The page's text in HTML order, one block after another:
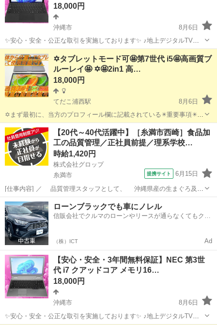
18,000円
沖縄市
8月6日
✨安心・安全・公正な取引を実施しております✨ ♪地上デジタルTVチ
ューナー♪ ☑️テレビ番組をパソコンで観れる・撮れる！ ☑️電子番組表
対応！ 録画予約もＯＫ！ ☑️オプション 500円 *️⃣✴️取引場所は、...
沖縄 沖縄市 ノートパソコン 動画
✡️タブレットモード可🤩第7世代 i5🤩高画質ブ
ルーレイ🤩 ✡️🤩2in1 高…
18,000円
てだこ浦西駅
8月6日
✡️まず最初に、当方のプロフィール欄に記載されている✴️重要事項✴️を
必ずご覧くださいますよう、お願いします。 ✡️当方のパソコンに、興
味を持ってくださり、ありがとうございます。 ✴️✡️常に購入者様の目
線に...
沖縄 沖縄市 てだこ浦西駅 ノートパソコン SSD
【20代～40代活躍中】［糸満市西崎］食品加
工の品質管理／正社員前提／理系学校…
時給1,420円
株式会社グロップ
糸満市
提携サイト 6月15日
[仕事内容] ／ 品質管理スタッフとして、 沖縄県産の生まぐろ及び
介護食を全国に広めよう！ ＼ 品質管理の経験が活かせる！新規事業の
介護食の中核メンバーを募集！ 理数系の学校卒なら未経験でもOK！
サポート体制が整って...
沖縄 糸満市
ローンブラックでも車にノレル
信販会社でクルマのローンやリースが通らなくてもクル
（株）ICT Ad
【安心・安全・3年間無料保証】NEC 第3世
代 i7 クアッドコア メモリ16…
18,000円
沖縄市
8月6日
✨安心・安全・公正な取引を実施しております✨ ♪地上デジタルTVチ